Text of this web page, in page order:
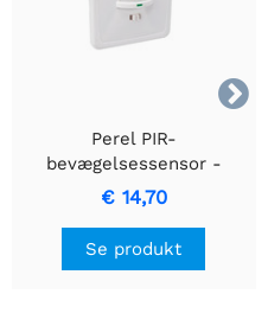

Perel PIR-
bevægelsessensor -
Indbygget med
bevægelsesregistrering &
Indbygget design
€ 14,70
Se produkt